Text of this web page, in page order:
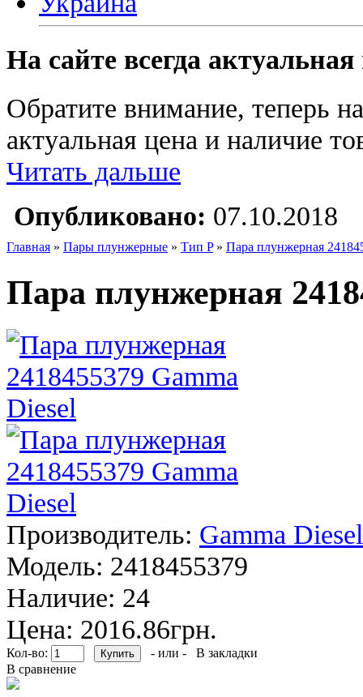
На сайте всегда
Обратите внимание, теперь
актуальная цена и наличие
Читать дальше
Опубликовано: 07.10.2018
Главная » Пары плунжерные » Тип P» Пара плунжерная
Пара плунжерная
Производитель: Gamma Diesel
Модель: 2418455379
Наличие: 24
Цена: 2016.86грн.
Кол-во: - или -
В закладки
В сравнение